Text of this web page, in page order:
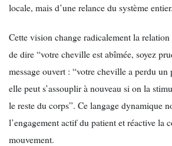
locale, mais d’une relance du système entier.
Cette vision change radicalement la
de dire “votre cheville est abîmée, soyez
message ouvert : “votre cheville a perdu
elle peut s’assouplir à nouveau si on la
le reste du corps”. Ce langage dynamique
l’engagement actif du patient et réactive la
mouvement.